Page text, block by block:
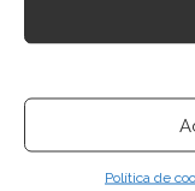
Política de